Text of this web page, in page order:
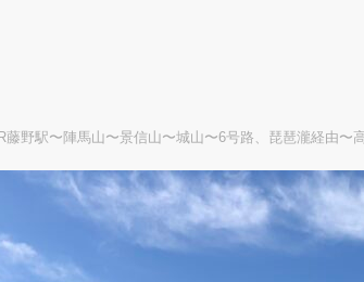
藤野駅〜陣馬山〜景信山〜城山〜6号路、琵琶瀧経由〜